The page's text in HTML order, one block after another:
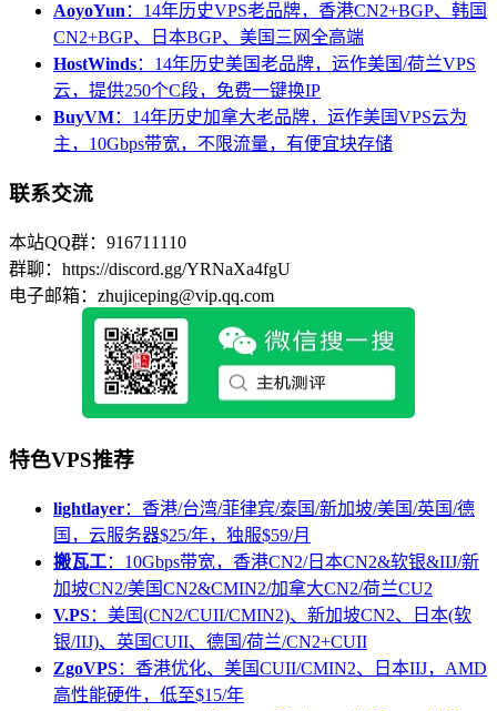
AoyoYun ：14年历史VPS老品牌，香港CN2+BGP、韩国
CN2+BGP、日本BGP、美国三网全高端
HostWinds：14年历史美国老品牌，运作美国/荷兰VPS
云，提供250个C段，免费一键换IP
BuyVM：14年历史加拿大老品牌，运作美国VPS云为
主，10Gbps带宽，不限流量，有便宜块存储
联系交流
本站QQ群：916711110
群聊：https://discord.gg/YRNaXa4fgU
电子邮箱：zhujiceping@vip.qq.com
特色VPS推荐
lightlayer：香港/台湾/菲律宾/泰国/新加坡/美国/英国/德
国，云服务器$25/年，独服$59/月
搬瓦工：10Gbps带宽，香港CN2/日本CN2&软银&IIJ/新
加坡CN2/美国CN2&CMIN2/加拿大CN2/荷兰CU2
V.PS：美国(CN2/CUII/CMIN2)、新加坡CN2、日本(软
银/IIJ)、英国CUII、德国/荷兰/CN2+CUII
ZgoVPS：香港优化、美国CUII/CMIN2、日本IIJ，AMD
高性能硬件，低至$15/年